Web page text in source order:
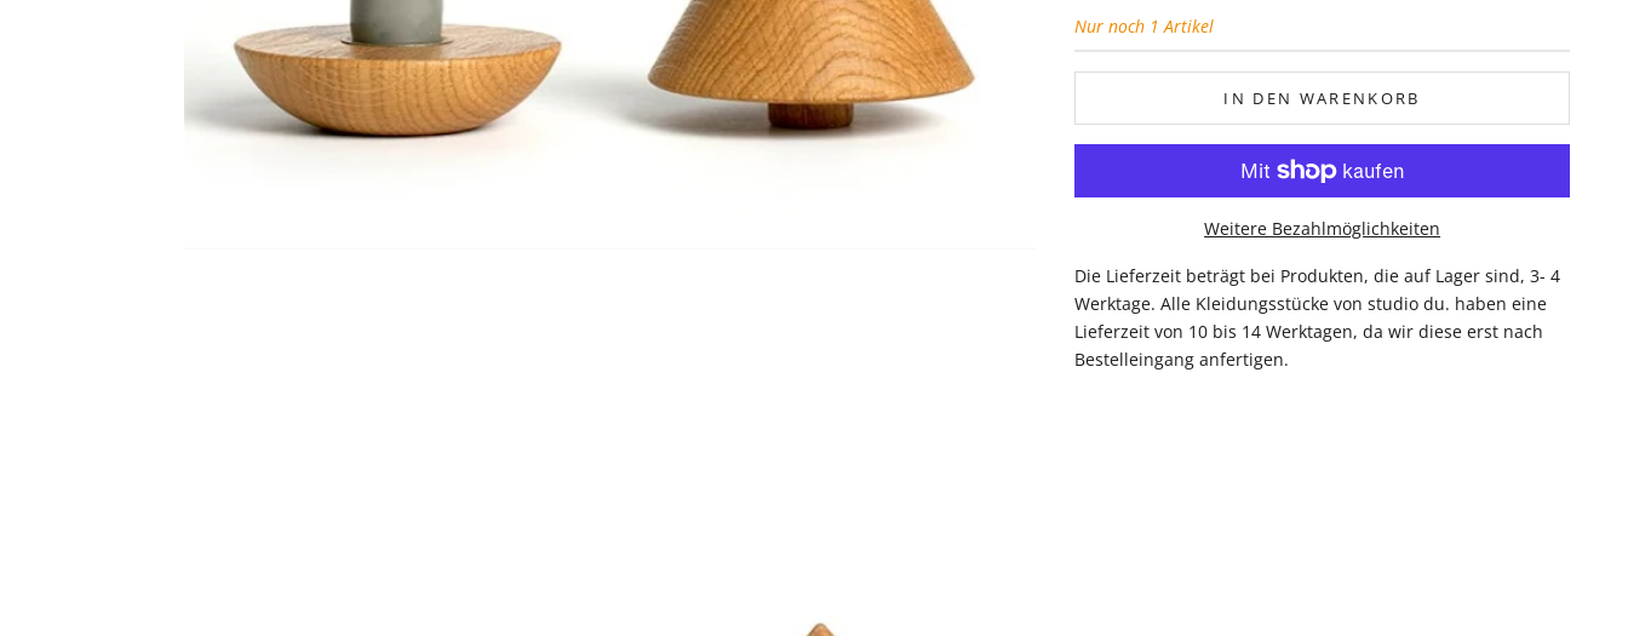
Nur noch 1 Artikel
IN DEN WARENKORB
Weitere Bezahlmöglichkeiten
Die Lieferzeit beträgt bei Produkten, die auf Lager sind, 3- 4
Werktage. Alle Kleidungsstücke von studio du. haben eine
Lieferzeit von 10 bis 14 Werktagen, da wir diese erst nach
Bestelleingang anfertigen.